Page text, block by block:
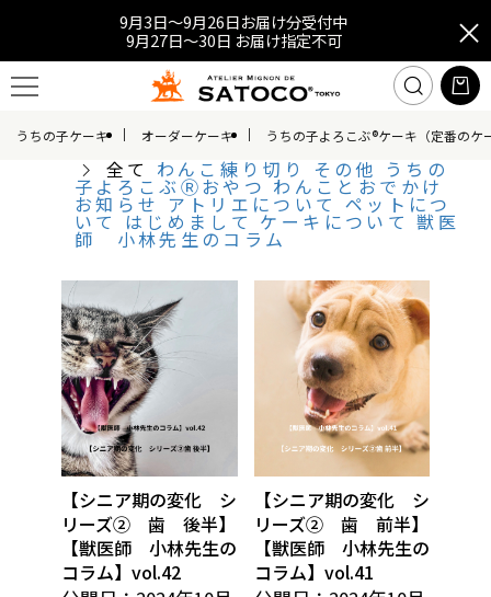
9月3日～9月26日お届け分受付中
9月27日～30日 お届け指定不可
うちの子ケーキ オーダーケーキ うちの子よろこぶ®ケーキ（定番のケ
全て わんこ練り切り その他 うちの
子よろこぶⓇおやつわんことおでかけ
お知らせアトリエについてペットにつ
いてはじめましてケーキについて獣医
師 小林先生のコラム
【シニア期の変化 シ
リーズ② 歯 後半】
【獣医師 小林先生の
コラム】vol.42
【シニア期の変化 シ
リーズ② 歯 前半】
【獣医師 小林先生の
コラム】vol.41